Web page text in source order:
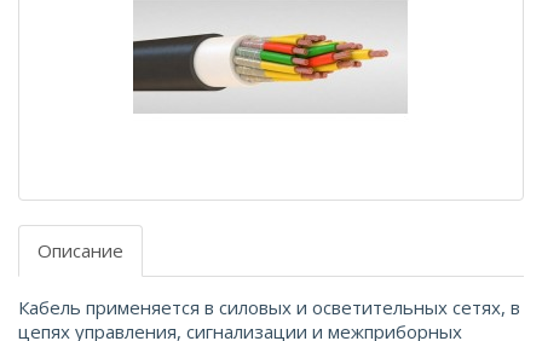
Описание
Кабель применяется в силовых и осветительных сетях, в
цепях управления, сигнализации и межприборных